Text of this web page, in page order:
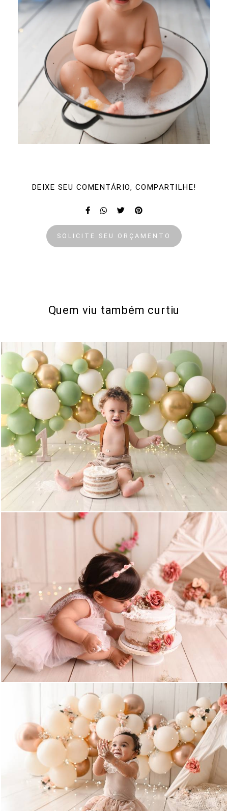
DEIXE SEU COMENTÁRIO, COMPARTILHE!
SOLICITE SEU ORÇAMENTO
Quem viu também curtiu
1774 1
1071 32
609 0